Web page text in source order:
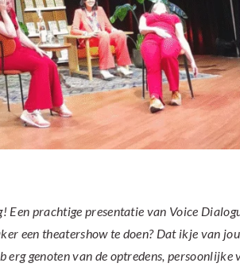
Een prachtige presentatie van Voice
een theatershow te doen? Dat ikje van
erg genoten van de optredens, persoonlijke